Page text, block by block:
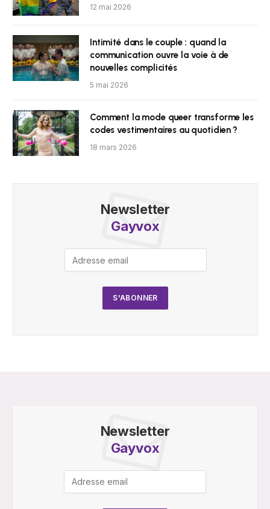
12 mai 2026
Intimité dans le couple : quand la
communication ouvre la voie à de
nouvelles complicités
5 mai 2026
Comment la mode queer transforme les
codes vestimentaires au quotidien ?
18 mars 2026
Newsletter
Gayvox
Newsletter
Gayvox